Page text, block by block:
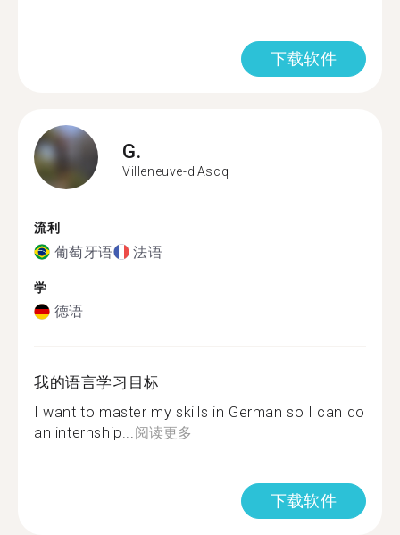
下载软件
G.
Villeneuve-d'Ascq
流利
葡萄牙语 法语
学
德语
我的语言学习目标
I want to master my skills in German so I can do
an internship...阅读更多
下载软件